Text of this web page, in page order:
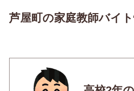
芦屋町の家庭教師バイ